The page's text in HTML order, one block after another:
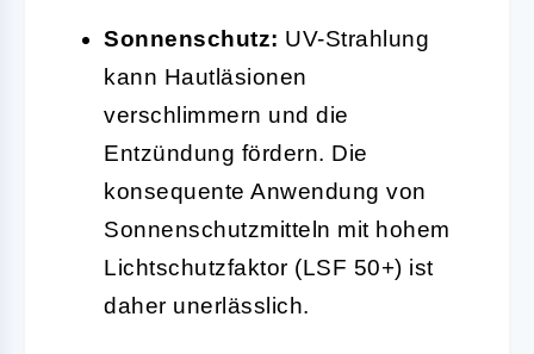
Sonnenschutz: UV-Strahlung
kann Hautläsionen
verschlimmern und die
Entzündung fördern. Die
konsequente Anwendung von
Sonnenschutzmitteln mit hohem
Lichtschutzfaktor (LSF 50+) ist
daher unerlässlich.